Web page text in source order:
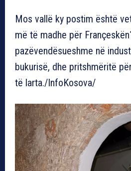
Mos vallë ky postim është
më të madhe për
pazëvendësueshme në
bukurisë, dhe pritshmëritë
të larta./InfoKosova/